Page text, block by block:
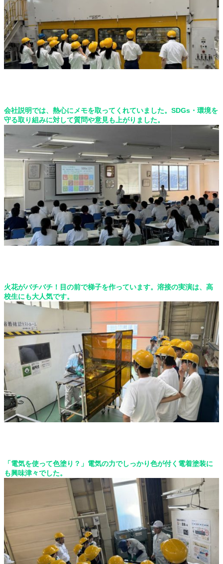
会社説明では、熱心にメモを取ってくれていました。SDGs ・環境を
守る取り組みに対して質問や意見も上がりました。
火花がバチバチ！目の前で梯子を作っています。溶接の実演は、高
校生にも大人気です。
「電気を使って色塗り？」電気の力でしっかり色が付く電着塗装に
も興味津々でした。